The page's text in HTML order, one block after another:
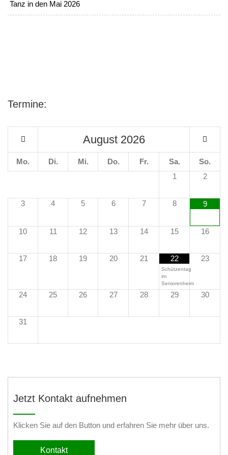
Tanz in den Mai 2026
Termine:
August 2026
Mo. Di. Mi. Do. Fr. Sa.
So.
1
2
3 4 5 6 7 8 9
10 11 12 13 14 15 16
17 18 19 20 21 22
Schützentag
im
Seniorenheim
23
24 25 26 27 28 29 30
31
Jetzt Kontakt aufnehmen
Klicken Sie auf den Button und erfahren Sie mehr über uns.
Kontakt